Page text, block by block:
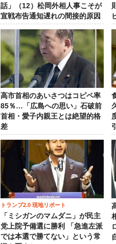
話」（12）松岡外相人事こそが
宣戦布告通知遅れの間接的原因
高市首相のあいさつはコピペ率
85％…「広島への思い」石破前
首相・愛子内親王とは絶望的格
差
トランプ2.0 現地リポート
「ミシガンのマムダニ」が民主
党上院予備選に勝利 「急進左派
では本選で勝てない」という常